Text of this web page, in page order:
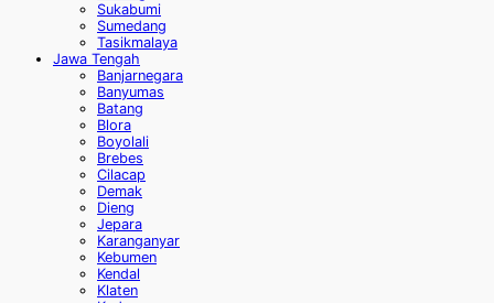
Sukabumi
Sumedang
Tasikmalaya
Jawa Tengah
Banjarnegara
Banyumas
Batang
Blora
Boyolali
Brebes
Cilacap
Demak
Dieng
Jepara
Karanganyar
Kebumen
Kendal
Klaten